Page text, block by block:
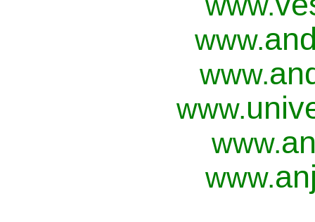
www.
www.
www.
www.
www.